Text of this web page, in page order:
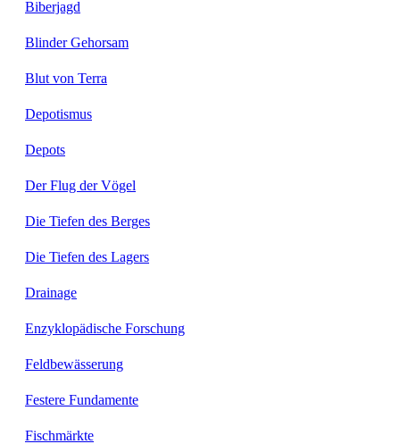
Biberjagd
Blinder Gehorsam
Blut von Terra
Depotismus
Depots
Der Flug der Vögel
Die Tiefen des Berges
Die Tiefen des Lagers
Drainage
Enzyklopädische Forschung
Feldbewässerung
Festere Fundamente
Fischmärkte